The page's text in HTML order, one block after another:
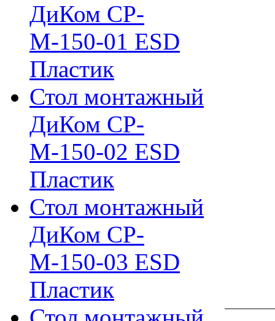
ДиКом СР-
М-150-01 ESD
Пластик
Стол монтажный
ДиКом СР-
М-150-02 ESD
Пластик
Стол монтажный
ДиКом СР-
М-150-03 ESD
Пластик